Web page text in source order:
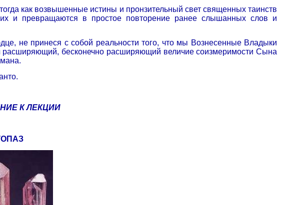
как возвышенные истины и пронзительный свет священных таинств
и превращаются в простое повторение ранее слышанных слов и
не принеся с собой реальности того, что мы Вознесенные Владыки
расширяющий, бесконечно расширяющий величие соизмеримости Сына
К ЛЕКЦИИ